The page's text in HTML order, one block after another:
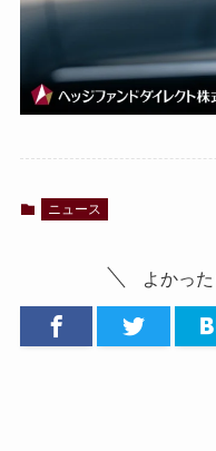
ニュース
よかっ